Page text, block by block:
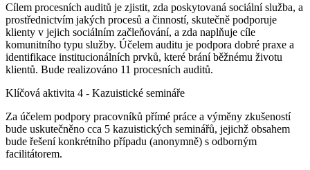
Cílem procesních auditů je zjistit, zda poskytovaná sociální služba, a
prostřednictvím jakých procesů a činností, skutečně podporuje
klienty v jejich sociálním začleňování, a zda naplňuje cíle
komunitního typu služby. Účelem auditu je podpora dobré praxe a
identifikace institucionálních prvků, které brání běžnému životu
klientů. Bude realizováno 11 procesních auditů.
Klíčová aktivita 4 - Kazuistické semináře
Za účelem podpory pracovníků přímé práce a výměny zkušeností
bude uskutečněno cca 5 kazuistických seminářů, jejichž obsahem
bude řešení konkrétního případu (anonymně) s odborným
facilitátorem.